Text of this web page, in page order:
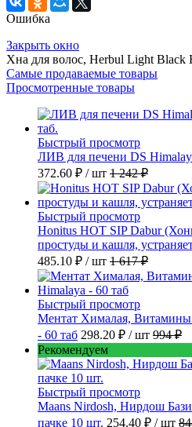
Ошибка
Закрыть окно
Хна для волос, Herbul Light Black
Самые продаваемые товары
Просмотренные товары
Быстрый просмотр
ЛИВ для печени DS
372.60 ₽ / шт 1 242 ₽
Быстрый просмотр
Honitus HOT SIP Dabur
простуды и кашля,
485.10 ₽ / шт 1 617 ₽
Быстрый просмотр
Ментат Хималая, Витамины
- 60 таб 298.20 ₽ / шт 994 ₽
Рекомендуем
Быстрый просмотр
Maans Nirdosh, Нирдош
пачке 10 шт. 254.40 ₽ / шт